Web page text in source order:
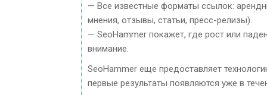
— Все известные форматы ссылок:
мнения, отзывы, статьи, пресс-релизы).
— SeoHammer покажет, где рост или
внимание.
SeoHammer еще предоставляет
первые результаты появляются уже в